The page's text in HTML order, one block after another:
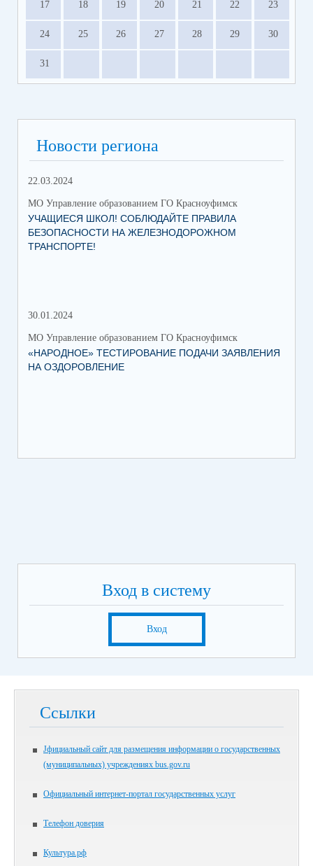
17 18 19 20 21 22 23
24 25 26 27 28 29 30
31
Новости региона
22.03.2024
МО Управление образованием ГО Красноуфимск
УЧАЩИЕСЯ ШКОЛ! СОБЛЮДАЙТЕ ПРАВИЛА
БЕЗОПАСНОСТИ НА ЖЕЛЕЗНОДОРОЖНОМ
ТРАНСПОРТЕ!
30.01.2024
МО Управление образованием ГО Красноуфимск
«НАРОДНОЕ» ТЕСТИРОВАНИЕ ПОДАЧИ ЗАЯВЛЕНИЯ
НА ОЗДОРОВЛЕНИЕ
Вход в систему
Вход
Ссылки
Jфициальный сайт для размещения информации о государственных
(муниципальных) учреждениях bus.gov.ru
Официальный интернет-портал государственных услуг
Телефон доверия
Культура.рф